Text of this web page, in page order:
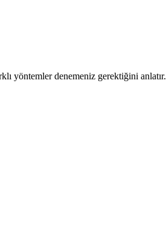
yöntemler denemeniz gerektiğini anlatır.